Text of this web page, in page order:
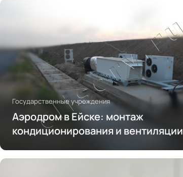
Государственные учреждения
Аэродром в Ейске: монтаж
кондиционирования и вентиляции